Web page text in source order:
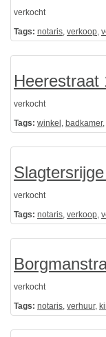
verkocht
Tags: notaris, verkoop,
Heerestraat
verkocht
Tags: winkel , badkamer,
verkocht
Tags: notaris, verkoop,
verkocht
Tags: notaris, verhuur,